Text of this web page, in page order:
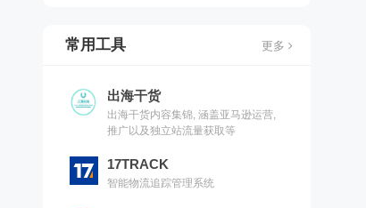
常用工具 更多
出海干货
出海干货内容集锦, 涵盖亚马逊运营,
推广以及独立站流量获取等
17TRACK
智能物流追踪管理系统